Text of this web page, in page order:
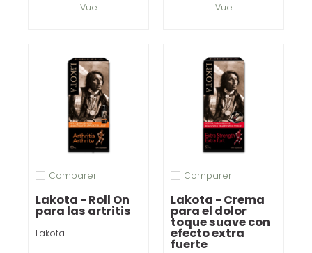
Vue Vue
Ajouter pour comparer
Comparer
Lakota - Roll On
para las artritis
Lakota
Ajouter pour comparer
Comparer
Lakota - Crema
para el dolor
toque suave con
efecto extra
fuerte